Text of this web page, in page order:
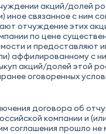
акций/долей
иное связанное с ним
отчуждение этих
по цене
и предоставляют
аффилированному с
акций/долей этой
оговоренных
договора об
компании и
соглашения прошло не